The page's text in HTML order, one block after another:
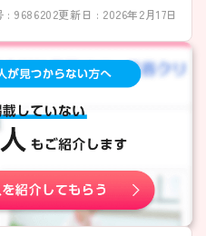
: 9686202更新日 : 2026年2月17日